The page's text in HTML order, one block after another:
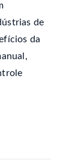
de
da